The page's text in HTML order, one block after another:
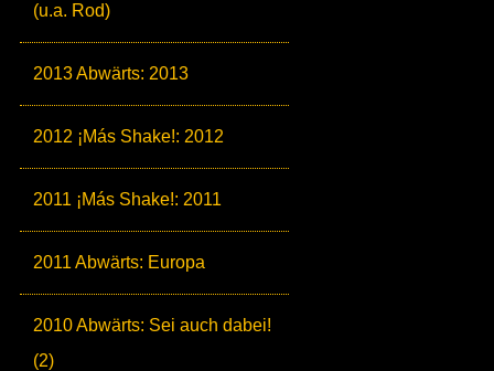
(u.a. Rod)
2013 Abwärts: 2013
2012 ¡Más Shake!: 2012
2011 ¡Más Shake!: 2011
2011 Abwärts: Europa
2010 Abwärts: Sei auch dabei!
(2)